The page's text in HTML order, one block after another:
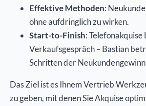
Effektive Methoden:
ohne aufdringlich zu wirken.
Start-to-Finish: Telefonakquise
Verkaufsgespräch – Bastian
Schritten der
Das Ziel ist es Ihnem Vertrieb
zu geben, mit denen Sie Akquise